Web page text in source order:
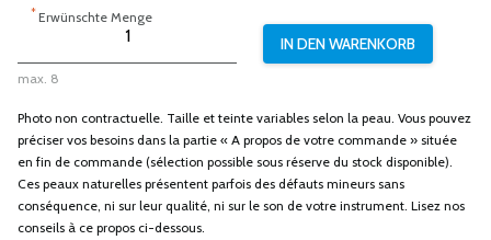
*Erwünschte Menge
max. 8
Photo non contractuelle. Taille et teinte variables selon la peau. Vous pouvez
préciser vos besoins dans la partie « A propos de votre commande » située
en fin de commande (sélection possible sous réserve du stock disponible).
Ces peaux naturelles présentent parfois des défauts mineurs sans
conséquence, ni sur leur qualité, ni sur le son de votre instrument. Lisez nos
conseils à ce propos ci-dessous.